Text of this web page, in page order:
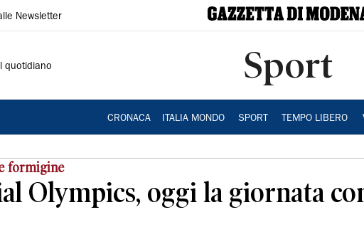
Newsletter
quotidiano Sport
CRONACA ITALIA MONDO SPORT TEMPO LIBERO
formigine
Olympics, oggi la giornata